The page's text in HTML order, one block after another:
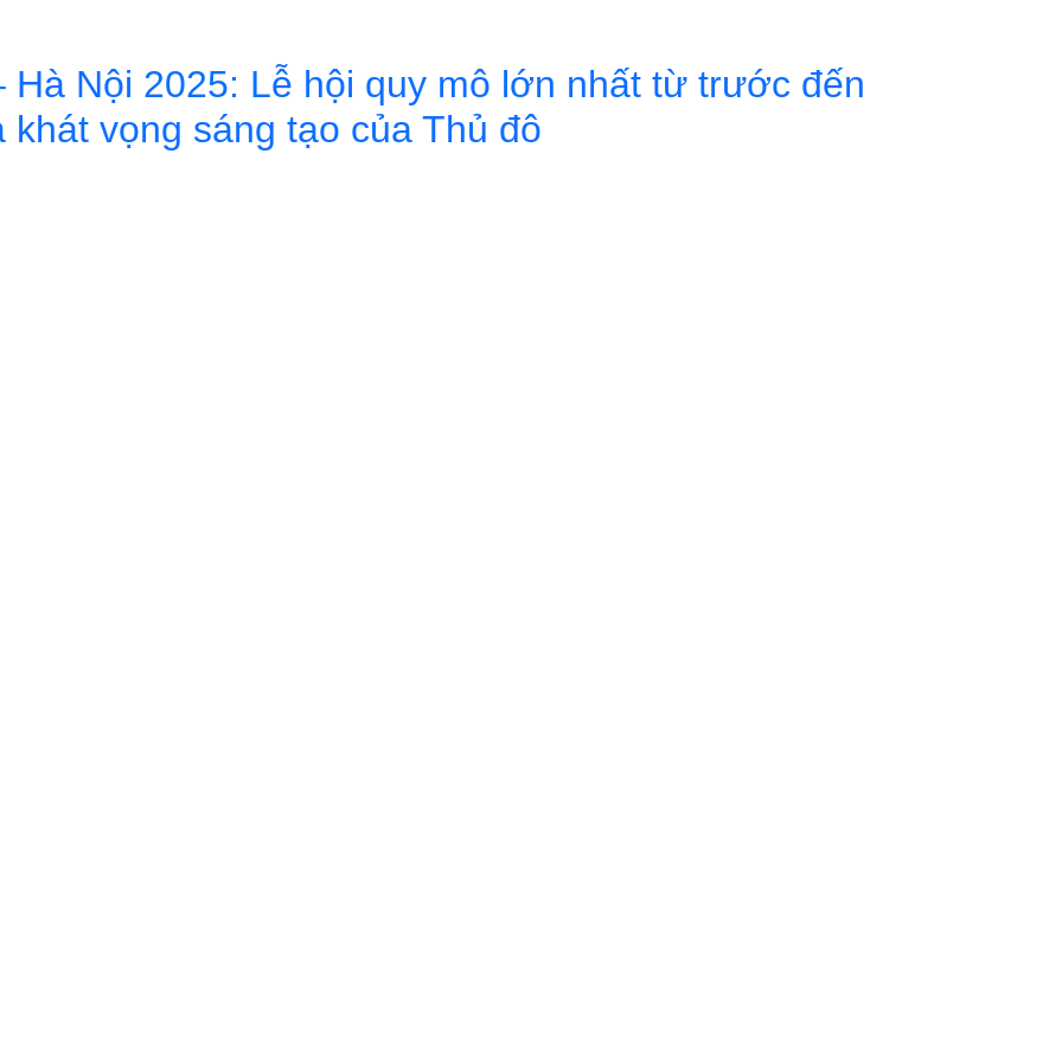
Hà Nội 2025: Lễ hội quy mô lớn nhất từ trước đến
khát vọng sáng tạo của Thủ đô
Nội 2025: Lễ hội quy mô lớn nhất từ trước đến nay, tôn vinh di sản và khát vọng sáng tạo của Thủ đô